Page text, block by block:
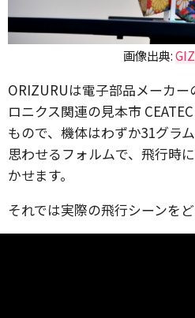
画像出典:
ORIZURUは電子部品メーカー
ロニクス関連の見本市
もので、機体はわずか31グラ
思わせるフォルムで、飛行時
かせます。
それでは実際の飛行シーンをど